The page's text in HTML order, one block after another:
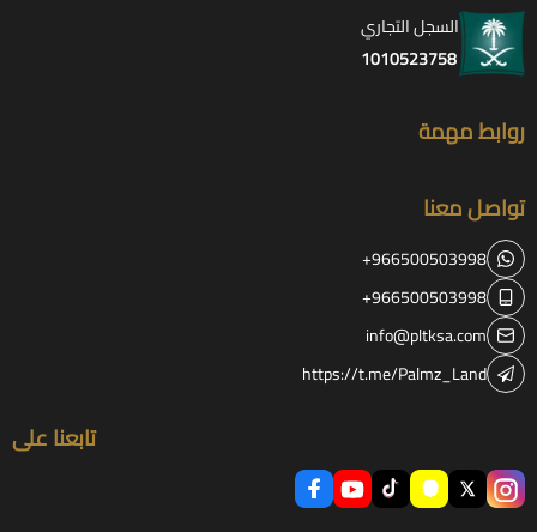
السجل التجاري
1010523758
روابط مهمة
تواصل معنا
+966500503998
+966500503998
info@pltksa.com
https://t.me/Palmz_Land
تابعنا على